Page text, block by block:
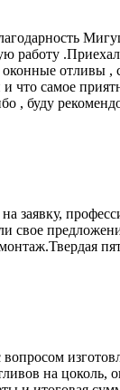
работу
оконные отливы ,
что самое
, буду
заявку,
свое
на цоколь,